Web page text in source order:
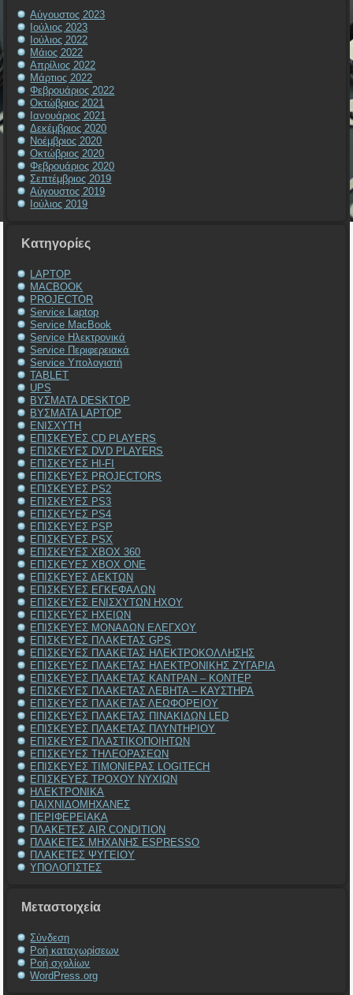
Αύγουστος 2023
Ιούλιος 2023
Ιούλιος 2022
Μάιος 2022
Απρίλιος 2022
Μάρτιος 2022
Φεβρουάριος 2022
Οκτώβριος 2021
Ιανουάριος 2021
Δεκέμβριος 2020
Νοέμβριος 2020
Οκτώβριος 2020
Φεβρουάριος 2020
Σεπτέμβριος 2019
Αύγουστος 2019
Ιούλιος 2019
Kατηγορίες
LAPTOP
MACBOOK
PROJECTOR
Service Laptop
Service MacBook
Service Ηλεκτρονικά
Service Περιφερειακά
Service Υπολογιστή
TABLET
UPS
ΒΥΣΜΑΤΑ DESKTOP
ΒΥΣΜΑΤΑ LAPTOP
ΕΝΙΣΧΥΤΗ
ΕΠΙΣΚΕΥΕΣ CD PLAYERS
ΕΠΙΣΚΕΥΕΣ DVD PLAYERS
ΕΠΙΣΚΕΥΕΣ HI-FI
ΕΠΙΣΚΕΥΕΣ PROJECTORS
ΕΠΙΣΚΕΥΕΣ PS2
ΕΠΙΣΚΕΥΕΣ PS3
ΕΠΙΣΚΕΥΕΣ PS4
ΕΠΙΣΚΕΥΕΣ PSP
ΕΠΙΣΚΕΥΕΣ PSX
ΕΠΙΣΚΕΥΕΣ XBOX 360
ΕΠΙΣΚΕΥΕΣ XBOX ONE
ΕΠΙΣΚΕΥΕΣ ΔΕΚΤΩΝ
ΕΠΙΣΚΕΥΕΣ ΕΓΚΕΦΑΛΩΝ
ΕΠΙΣΚΕΥΕΣ ΕΝΙΣΧΥΤΩΝ ΗΧΟΥ
ΕΠΙΣΚΕΥΕΣ ΗΧΕΙΩΝ
ΕΠΙΣΚΕΥΕΣ ΜΟΝΑΔΩΝ ΕΛΕΓΧΟΥ
ΕΠΙΣΚΕΥΕΣ ΠΛΑΚΕΤΑΣ GPS
ΕΠΙΣΚΕΥΕΣ ΠΛΑΚΕΤΑΣ ΗΛΕΚΤΡΟΚΟΛΛΗΣΗΣ
ΕΠΙΣΚΕΥΕΣ ΠΛΑΚΕΤΑΣ ΗΛΕΚΤΡΟΝΙΚΗΣ ΖΥΓΑΡΙΑ
ΕΠΙΣΚΕΥΕΣ ΠΛΑΚΕΤΑΣ ΚΑΝΤΡΑΝ – ΚΟΝΤΕΡ
ΕΠΙΣΚΕΥΕΣ ΠΛΑΚΕΤΑΣ ΛΕΒΗΤΑ – ΚΑΥΣΤΗΡΑ
ΕΠΙΣΚΕΥΕΣ ΠΛΑΚΕΤΑΣ ΛΕΩΦΟΡΕΙΟΥ
ΕΠΙΣΚΕΥΕΣ ΠΛΑΚΕΤΑΣ ΠΙΝΑΚΙΔΩΝ LED
ΕΠΙΣΚΕΥΕΣ ΠΛΑΚΕΤΑΣ ΠΛΥΝΤΗΡΙΟΥ
ΕΠΙΣΚΕΥΕΣ ΠΛΑΣΤΙΚΟΠΟΙΗΤΩΝ
ΕΠΙΣΚΕΥΕΣ ΤΗΛΕΟΡΑΣΕΩΝ
ΕΠΙΣΚΕΥΕΣ ΤΙΜΟΝΙΕΡΑΣ LOGITECH
ΕΠΙΣΚΕΥΕΣ ΤΡΟΧΟΥ ΝΥΧΙΩΝ
ΗΛΕΚΤΡΟΝΙΚΑ
ΠΑΙΧΝΙΔΟΜΗΧΑΝΕΣ
ΠΕΡΙΦΕΡΕΙΑΚΑ
ΠΛΑΚΕΤΕΣ AIR CONDITION
ΠΛΑΚΕΤΕΣ ΜΗΧΑΝΗΣ ESPRESSO
ΠΛΑΚΕΤΕΣ ΨΥΓΕΙΟΥ
ΥΠΟΛΟΓΙΣΤΕΣ
Μεταστοιχεία
Σύνδεση
Ροή καταχωρίσεων
Ροή σχολίων
WordPress.org